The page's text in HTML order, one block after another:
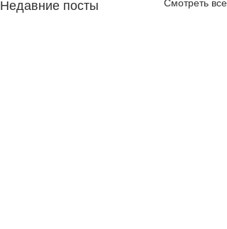
Недавние посты Смотреть все